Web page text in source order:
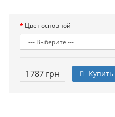
Цвет основной
1787 грн Купить